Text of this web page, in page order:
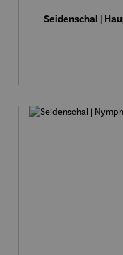
Seidenschal |